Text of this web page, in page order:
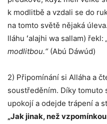
k modlitbě a vzdali se do
na tomto světě nějaká
lláhu ʻalajhi wa sallam) řekl:
modlitbou.“(Abú Dáwúd)
2) Připomínání si Alláha a
soustředěním. Díky tomuto
upokojí a odejde trápení a
„Jak jinak, než